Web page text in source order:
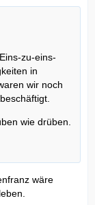
zu-eins-
in
wir noch
wie drüben.
wäre